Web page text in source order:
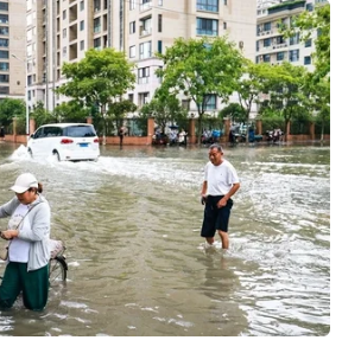
cất giấu tinh vi trong hàng hóa
Nam.